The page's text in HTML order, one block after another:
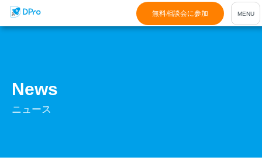
無料相談会に参加
News
ニュース